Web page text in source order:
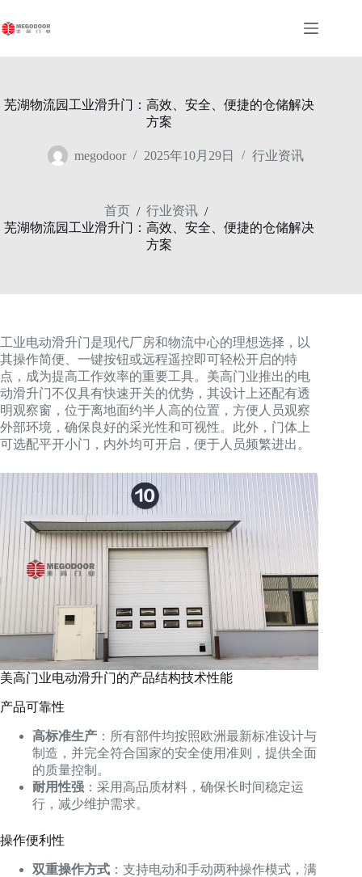
至
芜湖物流园工业滑升门：高效、安全、便捷的仓储解决
方案
megodoor 2025年10月29日 行业资讯
首页 / 行业资讯 /
芜湖物流园工业滑升门：高效、安全、便捷的仓储解决
方案
工业电动滑升门是现代厂房和物流中心的理想选择，以
其操作简便、一键按钮或远程遥控即可轻松开启的特
点，成为提高工作效率的重要工具。美高门业推出的电
动滑升门不仅具有快速开关的优势，其设计上还配有透
明观察窗，位于离地面约半人高的位置，方便人员观察
外部环境，确保良好的采光性和可视性。此外，门体上
可选配平开小门，内外均可开启，便于人员频繁进出。
美高门业电动滑升门的产品结构技术性能
产品可靠性
高标准生产 ：所有部件均按照欧洲最新标准设计与
制造，并完全符合国家的安全使用准则，提供全面
的质量控制。
耐用性强 ：采用高品质材料，确保长时间稳定运
行，减少维护需求。
操作便利性
双重操作方式 ：支持电动和手动两种操作模式，满